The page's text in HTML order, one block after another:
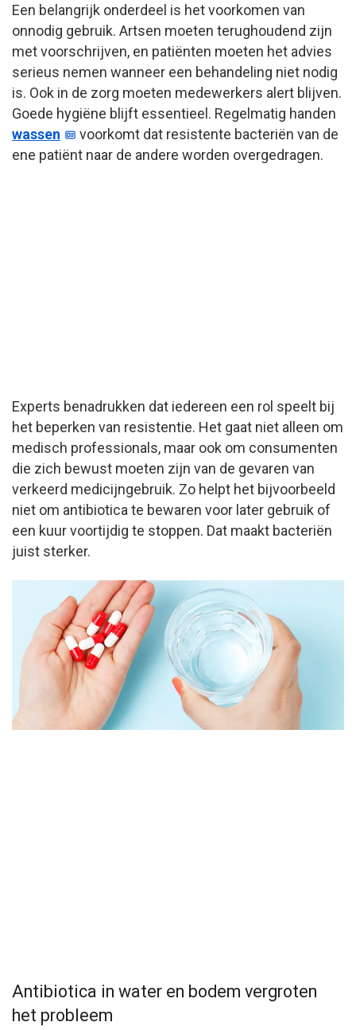
Een belangrijk onderdeel is het voorkomen van
onnodig gebruik. Artsen moeten terughoudend zijn
met voorschrijven, en patiënten moeten het advies
serieus nemen wanneer een behandeling niet nodig
is. Ook in de zorg moeten medewerkers alert blijven.
Goede hygiëne blijft essentieel. Regelmatig handen
wassen
voorkomt dat resistente bacteriën van de
ene patiënt naar de andere worden overgedragen.
Experts benadrukken dat iedereen een rol speelt bij
het beperken van resistentie. Het gaat niet alleen om
medisch professionals, maar ook om consumenten
die zich bewust moeten zijn van de gevaren van
verkeerd medicijngebruik. Zo helpt het bijvoorbeeld
niet om antibiotica te bewaren voor later gebruik of
een kuur voortijdig te stoppen. Dat maakt bacteriën
juist sterker.
Antibiotica in water en bodem vergroten
het probleem